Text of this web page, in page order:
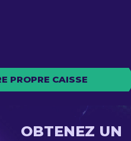
PROPRE CAISSE
OBTENEZ UN